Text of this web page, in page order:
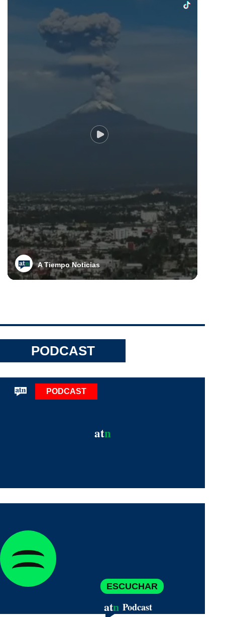
A Tiempo Noticias
PODCAST
atn
PODCAST
ESCUCHAR
atn Podcast